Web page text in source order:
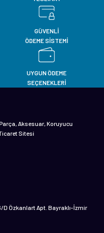
GÜVENLİ
ÖDEME SİSTEMİ
UYGUN ÖDEME
SEÇENEKLERİ
Aksesuar, Koruyucu
Sitesi
D Özkanlart Apt. Bayraklı-İzmir